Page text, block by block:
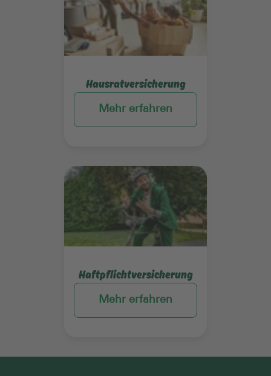
Hausratversicherung
Mehr erfahren
Haftpflichtversicherung
Mehr erfahren
Mehr erfahren